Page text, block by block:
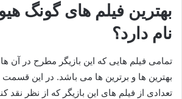
بهترین فیلم های گونگ
نام دارد؟
تمامی فیلم هایی که این بازیگر مطرح در آن
بهترین ها و برترین ها می باشد. در این
تعدادی از فیلم های این بازیگر که از نظر نقد